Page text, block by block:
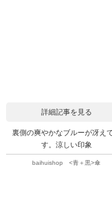
詳細記事を見る
裏側の爽やかなブルーが冴え
す。涼しい印象
baihuishop <青＋黒>傘